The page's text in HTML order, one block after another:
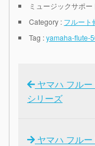
ミュージックサポー
Category : フルート
Tag :yamaha-flute-
ヤマハ フル
シリーズ
ヤマハ フルー